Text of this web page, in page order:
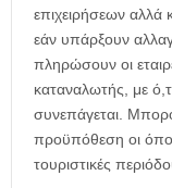
επιχειρήσεων αλλά
εάν υπάρξουν
πληρώσουν οι
καταναλωτής, με
συνεπάγεται.
προϋπόθεση οι
τουριστικές